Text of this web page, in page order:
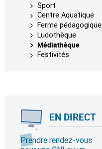
Sport
Centre Aquatique
Ferme pédagogique
Ludothèque
Médiathèque
Festivités
EN DIRECT
Prendre rendez-vous